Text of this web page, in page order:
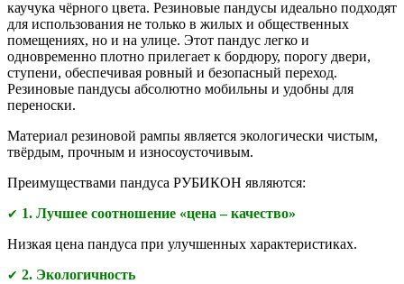
каучука чёрного цвета. Резиновые пандусы идеально подходят
для использования не только в жилых и общественных
помещениях, но и на улице. Этот пандус легко и
одновременно плотно прилегает к бордюру, порогу двери,
ступени, обеспечивая ровный и безопасный переход.
Резиновые пандусы абсолютно мобильны и удобны для
переноски.
Материал резиновой рампы является экологически чистым,
твёрдым, прочным и износоусточивым.
Преимуществами пандуса РУБИКОН являются:
✔ 1. Лучшее соотношение «цена – качество»
Низкая цена пандуса при улучшенных характеристиках.
✔ 2. Экологичность